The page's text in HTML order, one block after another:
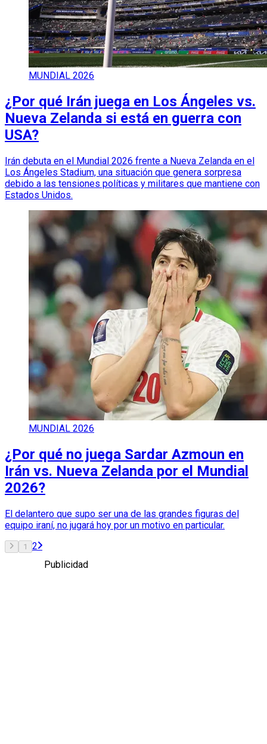
MUNDIAL 2026
¿Por qué Irán juega en Los Ángeles vs.
Nueva Zelanda si está en guerra con
USA?
Irán debuta en el Mundial 2026 frente a Nueva Zelanda en el
Los Ángeles Stadium, una situación que genera sorpresa
debido a las tensiones políticas y militares que mantiene con
Estados Unidos.
MUNDIAL 2026
¿Por qué no juega Sardar Azmoun en
Irán vs. Nueva Zelanda por el Mundial
2026?
El delantero que supo ser una de las grandes figuras del
equipo iraní, no jugará hoy por un motivo en particular.
1
2
Publicidad